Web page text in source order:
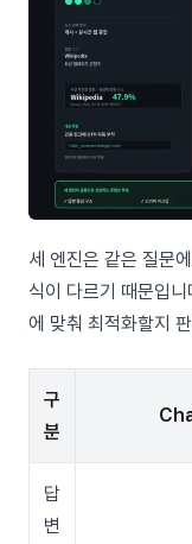
세 엔진은 같은 질문
식이 다르기 때문입
에 맞춰 최적화할지
구
분
답
변